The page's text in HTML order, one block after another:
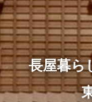
長屋暮ら